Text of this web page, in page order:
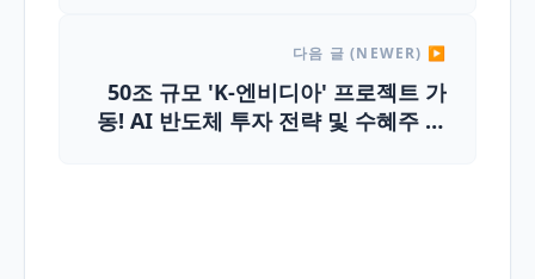
다음 글 (NEWER) ▶
50조 규모 'K-엔비디아' 프로젝트 가
동! AI 반도체 투자 전략 및 수혜주 총